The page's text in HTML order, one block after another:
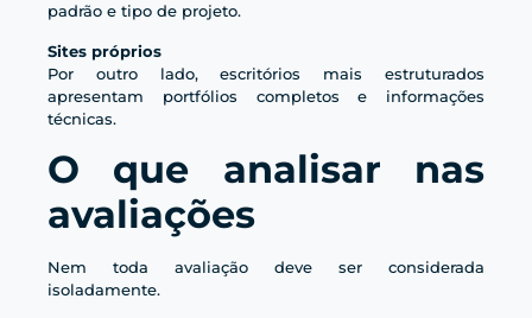
padrão e tipo de projeto.
Sites próprios
Por outro lado, escritórios mais estruturados
apresentam portfólios completos e informações
técnicas.
O que analisar nas
avaliações
Nem toda avaliação deve ser considerada
isoladamente.